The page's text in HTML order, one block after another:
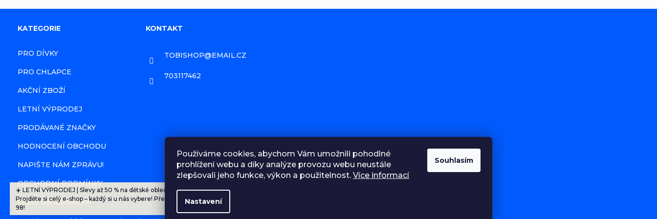
Používáme cookies, abychom Vám umožnili pohodlné
prohlížení webu a díky analýze provozu webu neustále
zlepšovali jeho funkce, výkon a použitelnost. Více informací
Nastavení
Souhlasím
☀️ LETNÍ VÝPRODEJ | Slevy až 50 % na dětské oblečení a doplňky.
Projděte si celý e-shop – každý si u nás vybere! Převážně velikosti 92 a
98!
KATEGORIE
PRO DÍVKY
PRO CHLAPCE
AKČNÍ ZBOŽÍ
LETNÍ VÝPRODEJ
PRODÁVANÉ ZNAČKY
HODNOCENÍ OBCHODU
NAPIŠTE NÁM ZPRÁVU!
OBCHODNÍ PODMÍNKY
MOJE OBJEDNÁVKA
KONTAKT
TOBISHOP@EMAIL.CZ
703117462